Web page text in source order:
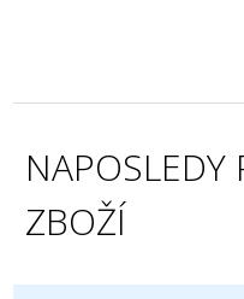
NAPOSLEDY
ZBOŽÍ